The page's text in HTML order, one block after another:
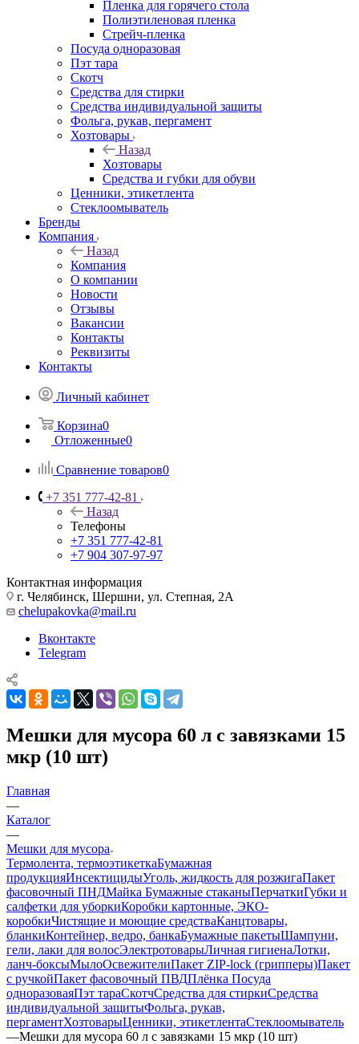
Пленка для горячего стола
Полиэтиленовая пленка
Стрейч-пленка
Посуда одноразовая
Пэт тара
Скотч
Средства для стирки
Средства индивидуальной защиты
Фольга, рукав, пергамент
Хозтовары
Назад
Хозтовары
Средства и губки для обуви
Ценники, этикетлента
Стеклоомыватель
Бренды
Компания
Назад
Компания
О компании
Новости
Отзывы
Вакансии
Контакты
Реквизиты
Контакты
Личный кабинет
Корзина0
Отложенные0
Сравнение товаров0
+7 351 777-42-81
Назад
Телефоны
+7 351 777-42-81
+7 904 307-97-97
Контактная информация
г. Челябинск, Шершни, ул. Степная, 2А
chelupakovka@mail.ru
Вконтакте
Telegram
Мешки для мусора 60 л с завязками 15
мкр (10 шт)
Главная
—
Каталог
—
Мешки для мусора
Термолента, термоэтикеткаБумажная
продукцияИнсектицидыУголь, жидкость для розжигаПакет
фасовочный ПНДМайка Бумажные стаканыПерчаткиГубки и
салфетки для уборкиКоробки картонные, ЭКО-
коробкиЧистящие и моющие средстваКанцтовары,
бланкиКонтейнер, ведро, банкаБумажные пакетыШампуни,
гели, лаки для волосЭлектротоварыЛичная гигиенаЛотки,
ланч-боксыМылоОсвежителиПакет ZIP-lock (грипперы)Пакет
с ручкойПакет фасовочный ПВДПлёнка Посуда
одноразоваяПэт тараСкотчСредства для стиркиСредства
индивидуальной защитыФольга, рукав,
пергаментХозтоварыЦенники, этикетлентаСтеклоомыватель
—Мешки для мусора 60 л с завязками 15 мкр (10 шт)